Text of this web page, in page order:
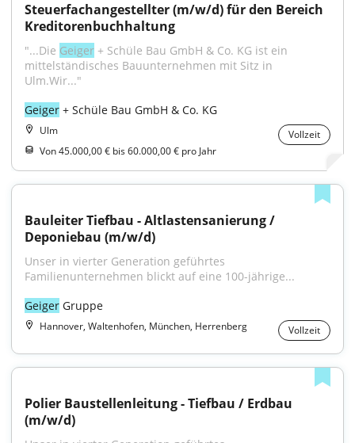
Steuerfachangestellter (m/w/d) für den Bereich
Kreditorenbuchhaltung
"...Die Geiger + Schüle Bau GmbH & Co. KG ist ein
mittelständisches Bauunternehmen mit Sitz in
Ulm.Wir..."
Geiger + Schüle Bau GmbH & Co. KG
Ulm
Vollzeit
Von 45.000,00 € bis 60.000,00 € pro Jahr
Bauleiter Tiefbau - Altlastensanierung /
Deponiebau (m/w/d)
Unser in vierter Generation geführtes
Familienunternehmen blickt auf eine 100-jährige...
Geiger Gruppe
Hannover, Waltenhofen, München, Herrenberg Vollzeit
Polier Baustellenleitung - Tiefbau / Erdbau
(m/w/d)